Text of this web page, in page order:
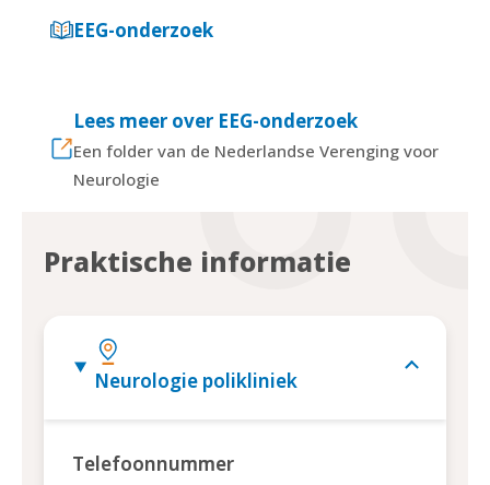
EEG-onderzoek
Lees meer over EEG-onderzoek
Een folder van de Nederlandse Verenging voor
Neurologie
Praktische informatie
Neurologie polikliniek
Telefoonnummer